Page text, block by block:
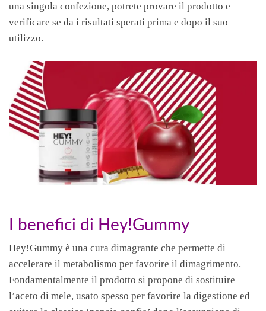
una singola confezione, potrete provare il prodotto e
verificare se da i risultati sperati prima e dopo il suo
utilizzo.
I benefici di Hey!Gummy
Hey!Gummy è una cura dimagrante che permette di
accelerare il metabolismo per favorire il dimagrimento.
Fondamentalmente il prodotto si propone di sostituire
l’aceto di mele, usato spesso per favorire la digestione ed